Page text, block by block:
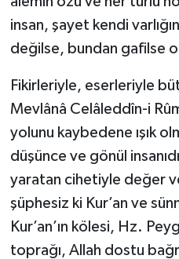
insan, şayet kendi
değilse, bundan gafilse
Fikirleriyle, eserleriyle
Mevlânâ Celâleddîn-i
yolunu kaybedene ışık
düşünce ve gönül
yaratan cihetiyle değer
şüphesiz ki Kur’an ve
Kur’an’ın kölesi, Hz.
toprağı, Allah dostu
Şırnak Müftülüğü
Tekirdağ Müftülüğü
Tokat Müftülüğü
Trabzon Müftülüğü
Tunceli Müftülüğü
Uşak Müftülüğü
Van Müftülüğü